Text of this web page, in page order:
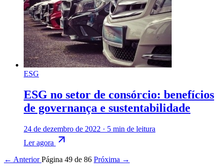
ESG
ESG no setor de consórcio: benefícios
de governança e sustentabilidade
24 de dezembro de 2022 · 5 min de leitura
Ler agora
← AnteriorPágina 49 de 86 Próxima →